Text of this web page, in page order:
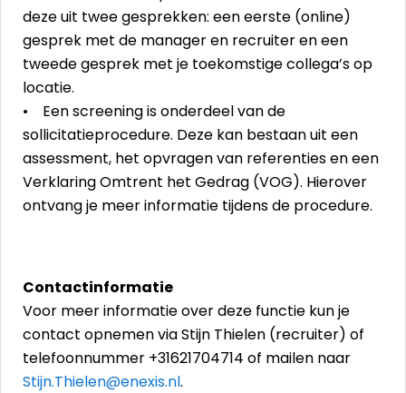
deze uit twee gesprekken: een eerste (online)
gesprek met de manager en recruiter en een
tweede gesprek met je toekomstige collega’s op
locatie.
• Een screening is onderdeel van de
sollicitatieprocedure. Deze kan bestaan uit een
assessment, het opvragen van referenties en een
Verklaring Omtrent het Gedrag (VOG). Hierover
ontvang je meer informatie tijdens de procedure.
Contactinformatie
Voor meer informatie over deze functie kun je
contact opnemen via Stijn Thielen (recruiter) of
telefoonnummer +31621704714 of mailen naar
Stijn.Thielen@enexis.nl.